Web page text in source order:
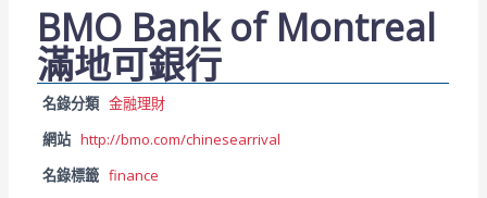
BMO Bank of Montreal
滿地可銀行
名錄分類 金融理財
網站 http://bmo.com/chinesearrival
名錄標籤 finance